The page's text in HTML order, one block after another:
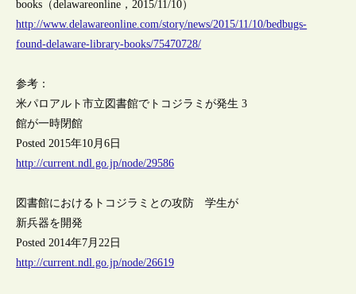
books（delawareonline，2015/11/10）
http://www.delawareonline.com/story/news/2015/11/10/bedbugs-
found-delaware-library-books/75470728/
参考：
米パロアルト市立図書館でトコジラミが発生 3
館が一時閉館
Posted 2015年10月6日
http://current.ndl.go.jp/node/29586
図書館におけるトコジラミとの攻防 学生が
新兵器を開発
Posted 2014年7月22日
http://current.ndl.go.jp/node/26619